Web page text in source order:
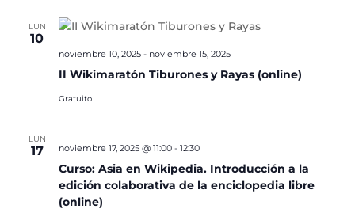
LUN
10
II Wikimaratón Tiburones y Rayas (online)
noviembre 10, 2025- noviembre 15, 2025
Gratuito
LUN
17
Curso: Asia en Wikipedia. Introducción a la
edición colaborativa de la enciclopedia libre
(online)
noviembre 17, 2025 @ 11:00- 12:30